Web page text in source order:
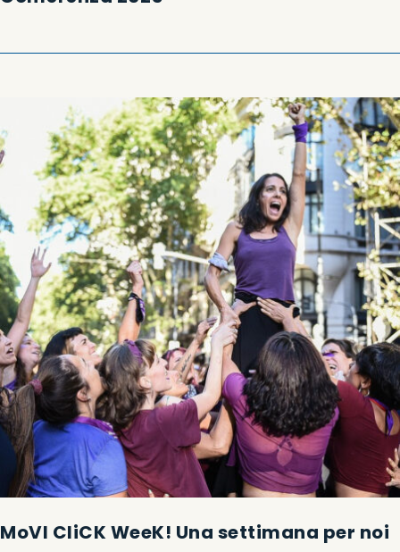
MoVI CliCK WeeK! Una settimana per noi